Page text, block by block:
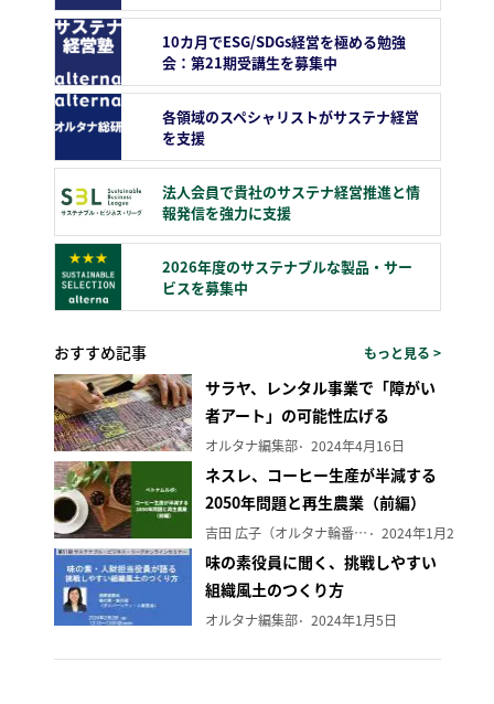
10カ月でESG/SDGs経営を極める勉強
会：第21期受講生を募集中
各領域のスペシャリストがサステナ経営
を支援
法人会員で貴社のサステナ経営推進と情
報発信を強力に支援
2026年度のサステナブルな製品・サー
ビスを募集中
おすすめ記事 もっと見る >
サラヤ、レンタル事業で「障がい
者アート」の可能性広げる
オルタナ編集部 2024年4月16日
ネスレ、コーヒー生産が半減する
2050年問題と再生農業（前編）
吉田 広子（オルタナ輪番編集長） 2024年1月29日
味の素役員に聞く、挑戦しやすい
組織風土のつくり方
オルタナ編集部 2024年1月5日